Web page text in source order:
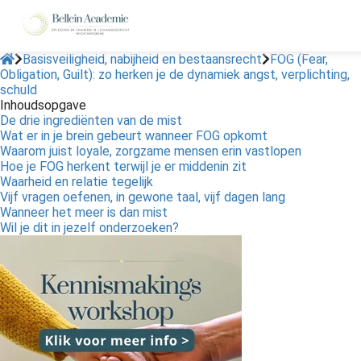
Basisveiligheid, nabijheid en bestaansrecht
FOG (Fear,
Obligation, Guilt): zo herken je de dynamiek angst, verplichting,
schuld
Inhoudsopgave
De drie ingrediënten van de mist
Wat er in je brein gebeurt wanneer FOG opkomt
Waarom juist loyale, zorgzame mensen erin vastlopen
Hoe je FOG herkent terwijl je er middenin zit
Waarheid en relatie tegelijk
Vijf vragen oefenen, in gewone taal, vijf dagen lang
Wanneer het meer is dan mist
Wil je dit in jezelf onderzoeken?
policy
zijn
te
Ze
gebruikt
deze